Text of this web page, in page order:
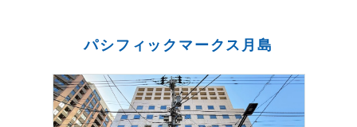
パシフィックマークス月島